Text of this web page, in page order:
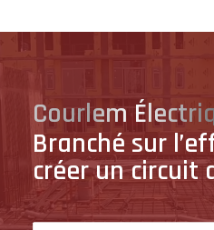
Courlem
Branché sur
créer un circuit